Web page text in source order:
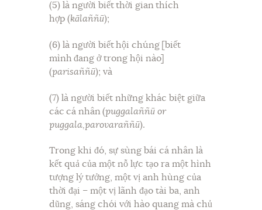
(5) là người biết thời gian thích
hợp (kālaññū);
(6) là người biết hội chúng [biết
mình đang ở trong hội nào]
(parisaññū); và
(7) là người biết những khác biệt giữa
các cá nhân (puggalaññū or
puggala,parovaraññū).
Trong khi đó, sự sùng bái cá nhân là
kết quả của một nỗ lực tạo ra một hình
tượng lý tưởng, một vị anh hùng của
thời đại – một vị lãnh đạo tài ba, anh
dũng, sáng chói với hào quang mà chủ